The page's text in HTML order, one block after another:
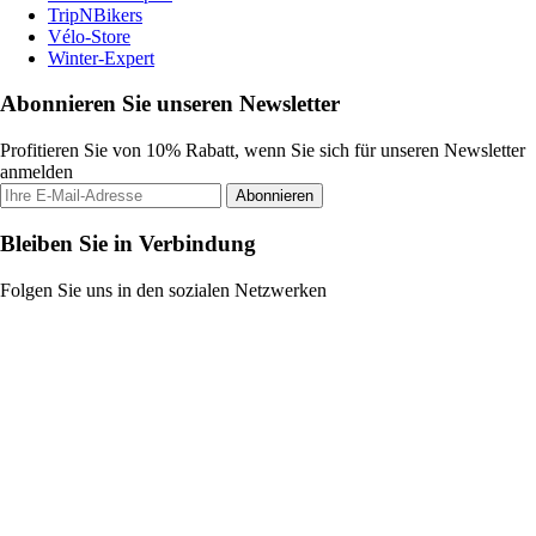
TripNBikers
Vélo-Store
Winter-Expert
Abonnieren Sie unseren Newsletter
Profitieren Sie von 10% Rabatt, wenn Sie sich für unseren Newsletter
anmelden
Abonnieren
Bleiben Sie in Verbindung
Folgen Sie uns in den sozialen Netzwerken